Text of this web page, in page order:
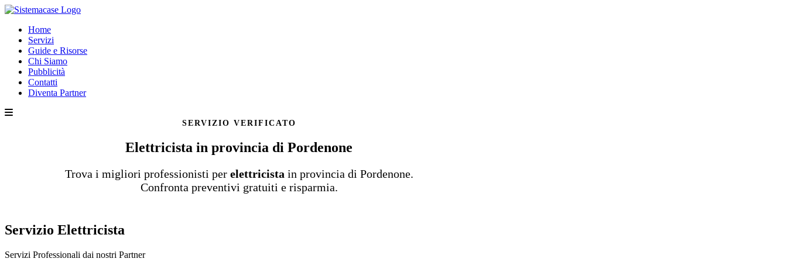
Home
Servizi
Guide e Risorse
Chi Siamo
Pubblicità
Contatti
Diventa Partner
SERVIZIO VERIFICATO
Elettricista in provincia di Pordenone
Trova i migliori professionisti per elettricista in provincia di Pordenone.
Confronta preventivi gratuiti e risparmia.
Servizio Elettricista
Servizi Professionali dai nostri Partner